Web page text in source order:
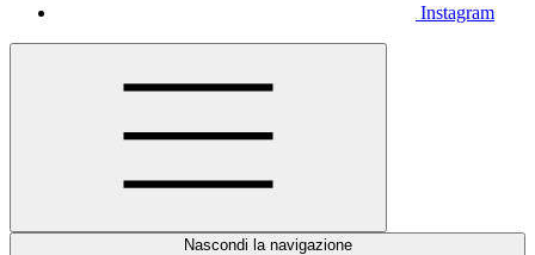
Instagram
Nascondi la navigazione